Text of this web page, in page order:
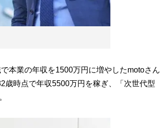
本業の年収を1500万円に増やしたmotoさん
歳時点で年収5500万円を稼ぎ、「次世代型